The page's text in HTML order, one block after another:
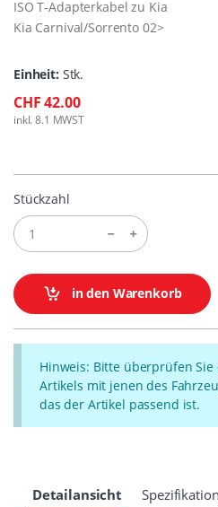
ISO T-Adapterkabel zu Kia
Kia Carnival/Sorrento 02>
Einheit: Stk.
CHF 42.00
inkl. 8.1 MWST
Stückzahl
in den Warenkorb
Hinweis: Bitte überprüfen
Artikels mit jenen des
das der Artikel passend ist.
Detailansicht